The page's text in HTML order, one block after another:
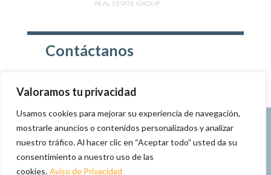
Valoramos tu privacidad
Usamos cookies para mejorar su experiencia de navegación,
mostrarle anuncios o contenidos personalizados y analizar
nuestro tráfico. Al hacer clic en “Aceptar todo” usted da su
consentimiento a nuestro uso de las
cookies. Aviso de Privacidad
Contáctanos